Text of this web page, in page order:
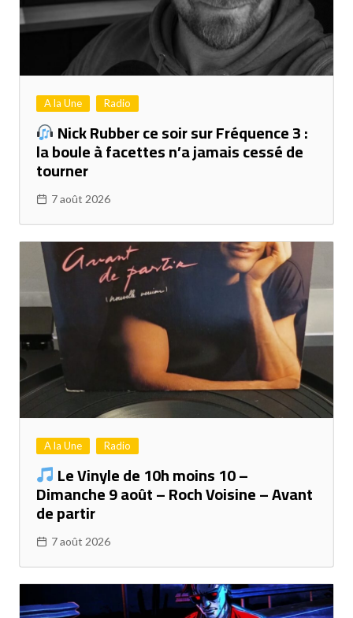
A la Une Radio
Nick Rubber ce soir sur Fréquence 3 :
la boule à facettes n’a jamais cessé de
tourner
7 août 2026
A la Une Radio
Le Vinyle de 10h moins 10 –
Dimanche 9 août – Roch Voisine – Avant
de partir
7 août 2026